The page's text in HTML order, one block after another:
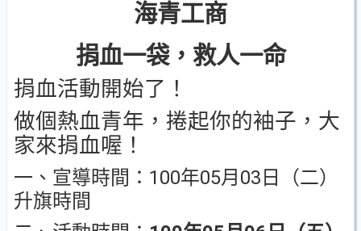
海青工商
捐血一袋，救人一命
捐血活動開始了！
做個熱血青年，捲起你的袖子，大
家來捐血喔！
一、宣導時間： 100年05月 03 日（二）
升旗時間